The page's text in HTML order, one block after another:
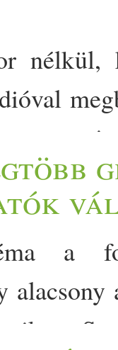
nélkül,
amihez
illata
Ez
post
a
a